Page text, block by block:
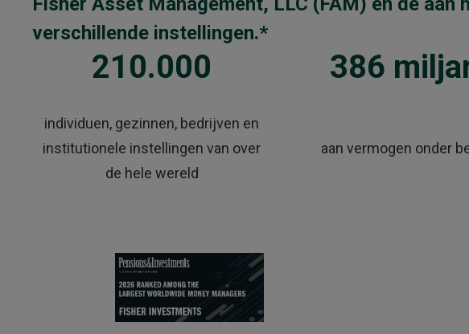
verschillende instellingen.*
210.000
individuen, gezinnen, bedrijven en
institutionele instellingen van over
de hele wereld
386
aan vermogen onder